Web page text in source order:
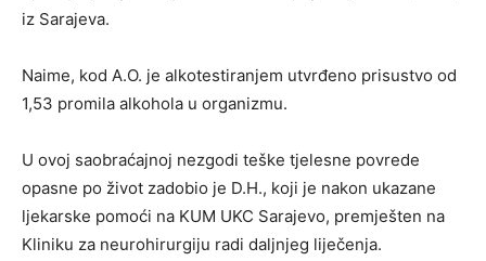
iz Sarajeva.
Naime, kod A.O. je alkotestiranjem utvrđeno prisustvo od
1,53 promila alkohola u organizmu.
U ovoj saobraćajnoj nezgodi teške tjelesne povrede
opasne po život zadobio je D.H., koji je nakon ukazane
ljekarske pomoći na KUM UKC Sarajevo, premješten na
Kliniku za neurohirurgiju radi daljnjeg liječenja.